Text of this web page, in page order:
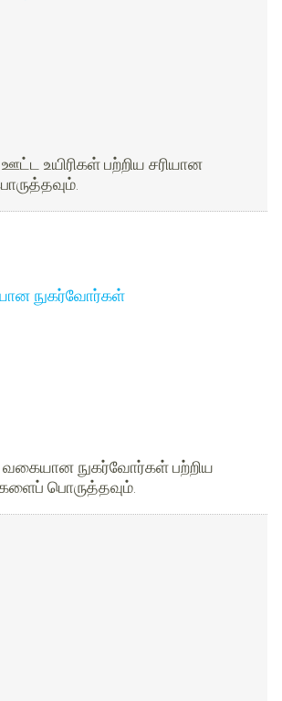
ஊட்ட உயிரிகள் பற்றிய சரியான
நுகர்வோர்கள்
வகையான நுகர்வோர்கள் பற்றிய
பொருத்தவும்.